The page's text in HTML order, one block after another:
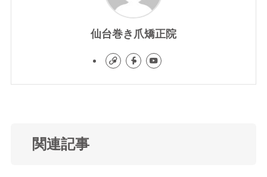
仙台巻き爪矯正院
関連記事